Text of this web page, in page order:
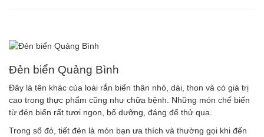
Đẻn biển Quảng Bình
Đây là tên khác của loài rắn biển thân nhỏ, dài, thon và có giá trị
cao trong thực phẩm cũng như chữa bệnh. Những món chế biến
từ đẻn biển rất tươi ngon, bổ dưỡng, đáng để thử qua.
Trong số đó, tiết đẻn là món bạn ưa thích và thường gọi khi đến